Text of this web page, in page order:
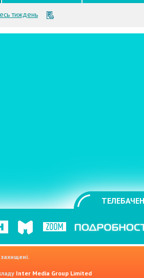
тиждень
Inter Media Group Limited